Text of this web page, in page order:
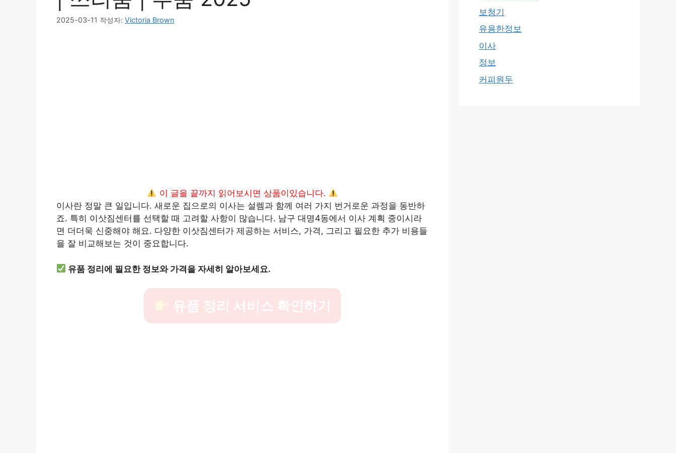
2025-03-11 작성자: Victoria Brown
이 글을 끝까지 읽어보시면 상품이있습니다.
이사란 정말 큰 일입니다. 새로운 집으로의 이사는 설렘과 함께 여러 가지 번거로운 과정을 동반하
죠. 특히 이삿짐센터를 선택할 때 고려할 사항이 많습니다. 남구 대명4동에서 이사 계획 중이시라
면 더더욱 신중해야 해요. 다양한 이삿짐센터가 제공하는 서비스, 가격, 그리고 필요한 추가 비용들
을 잘 비교해보는 것이 중요합니다.
유품 정리에 필요한 정보와 가격을 자세히 알아보세요.
유품 정리 서비스 확인하기
보청기
유용한정보
이사
정보
커피원두